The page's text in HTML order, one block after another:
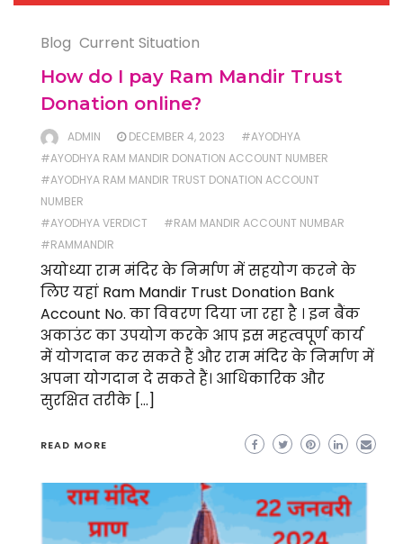
Blog Current Situation
How do I pay Ram Mandir Trust
Donation online?
ADMIN DECEMBER 4, 2023
#AYODHYA
#AYODHYA RAM MANDIR DONATION ACCOUNT NUMBER
#AYODHYA RAM MANDIR TRUST DONATION ACCOUNT
NUMBER
#AYODHYA VERDICT
#RAM MANDIR ACCOUNT NUMBAR
#RAMMANDIR
अयोध्या राम मंदिर के निर्माण में सहयोग करने के
लिए यहां Ram Mandir Trust Donation Bank
Account No. का विवरण दिया जा रहा है । इन बैंक
अकाउंट का उपयोग करके आप इस महत्वपूर्ण कार्य
में योगदान कर सकते हैं और राम मंदिर के निर्माण में
अपना योगदान दे सकते हैं। आधिकारिक और
सुरक्षित तरीके […]
READ MORE